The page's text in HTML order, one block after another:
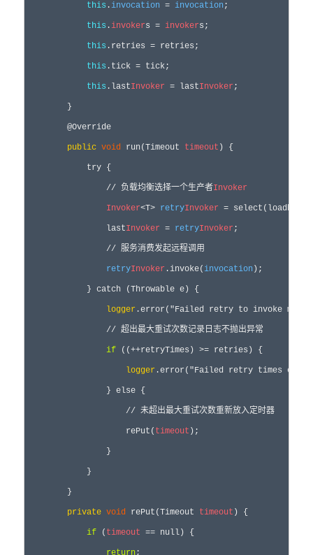
this . invocation = invocation ;
this .invokers = invokers;
this .retries = retries;
this .tick = tick;
this .lastInvoker = lastInvoker ;
        }
        @Override
public void run(Timeout timeout ) {
            try {
                // 负载均衡选择一个生产者
Invoker
Invoker<T> retryInvoker =
                last
Invoker = retryInvoker ;
                // 服务消费发起远程调用
retryInvoker .invoke( invocation );
            } catch (Throwable e) {
logger .error("Failed retry to invoke
                // 超出最大重试次数记录日志不抛出异常
if ((++retryTimes) >= retries) {
logger .error("Failed retry times
                } else {
                    // 未超出最大重试次数重新放入定时器
                    rePut(
timeout );
                }
            }
        }
private void rePut(Timeout timeout ) {
if ( timeout == null) {
return;